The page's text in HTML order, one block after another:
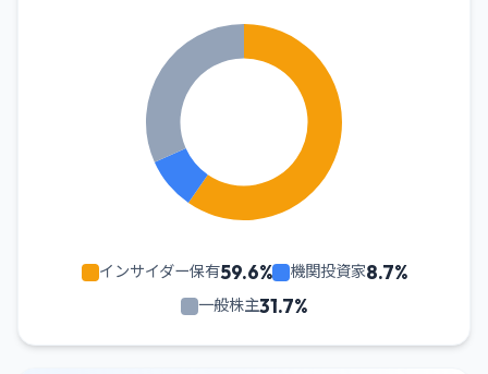
インサイダー保有59.6% 機関投資家8.7%
一般株主31.7%